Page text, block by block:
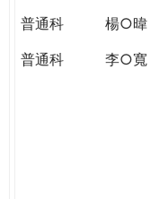
YOU
THE
普通科
楊○暐
普通科
李○寬